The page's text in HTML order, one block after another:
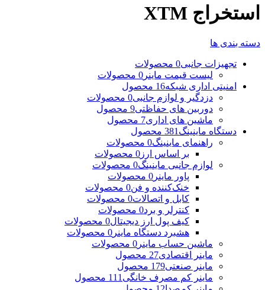
استخراج XTM
دسته بندی ها
تجهیزات جانبی0 محصولات
لیست قیمت ماینر 0 محصولات
امنیتی اداری شبکه16 محصول
دزدگیر و لوازم جانبی0 محصولات
دوربین های حفاظتی9 محصول
ماشین های اداری7 محصول
دستگاه ماینینگ 381 محصول
راهنمای ماینینگ0 محصولات
بر اساس ارز 0 محصولات
لوازم جانبی ماینینگ0 محصولات
پاور ماینر 0 محصولات
خنک‌کننده و فن0 محصولات
کابل و اتصالات0 محصولات
کنترلر و برد0 محصولات
کیف پول ارز دیجیتال0 محصولات
هشبرد دستگاه ماینر 0 محصولات
ماشین حساب ماینر 0 محصولات
ماینر اقتصادی27 محصول
ماینر صنعتی179 محصول
ماینر کم مصرف خانگی 111 محصول